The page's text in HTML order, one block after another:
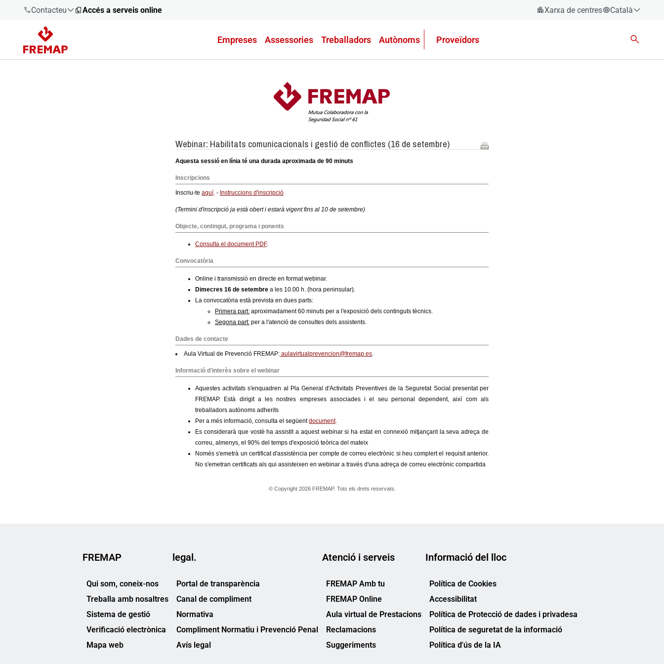
Contacteu
900 61 00
61
Accés a serveis online Xarxa de centres
Català
Empreses Assessories Treballadors Autònoms Proveïdors
FREMAP
Qui som, coneix-nos
Treballa amb nosaltres
Sistema de gestió
Verificació electrònica
Mapa web
legal.
Portal de transparència
Canal de compliment
Normativa
Compliment Normatiu i Prevenció Penal
Avís legal
Atenció i serveis
FREMAP Amb tu
FREMAP Online
Aula virtual de Prestacions
Reclamacions
Suggeriments
Informació del lloc
Política de Cookies
Accessibilitat
Política de Protecció de dades i privadesa
Política de seguretat de la informació
Política d'ús de la IA